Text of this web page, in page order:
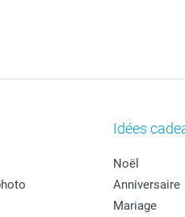
Idées
Noël
Anniversaire
Mariage